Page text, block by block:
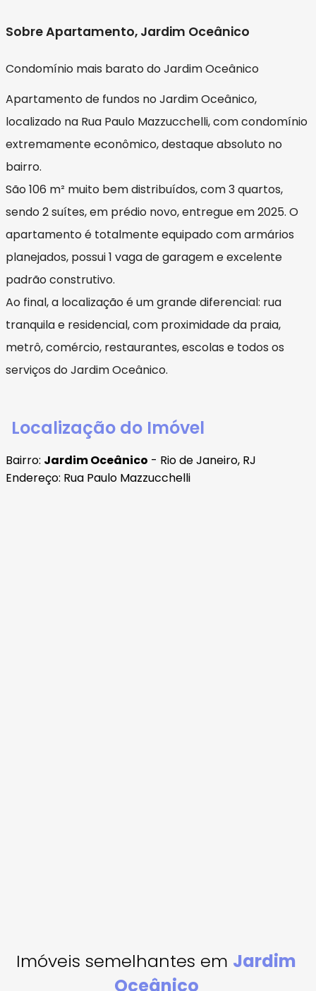
Sobre Apartamento, Jardim Oceânico
Condomínio mais barato do Jardim Oceânico
Apartamento de fundos no Jardim Oceânico,
localizado na Rua Paulo Mazzucchelli, com condomínio
extremamente econômico, destaque absoluto no
bairro.
São 106 m² muito bem distribuídos, com 3 quartos,
sendo 2 suítes, em prédio novo, entregue em 2025. O
apartamento é totalmente equipado com armários
planejados, possui 1 vaga de garagem e excelente
padrão construtivo.
Ao final, a localização é um grande diferencial: rua
tranquila e residencial, com proximidade da praia,
metrô, comércio, restaurantes, escolas e todos os
serviços do Jardim Oceânico.
Localização do Imóvel
Bairro: Jardim Oceânico - Rio de Janeiro, RJ
Endereço: Rua Paulo Mazzucchelli
Imóveis semelhantes em Jardim
Oceânico